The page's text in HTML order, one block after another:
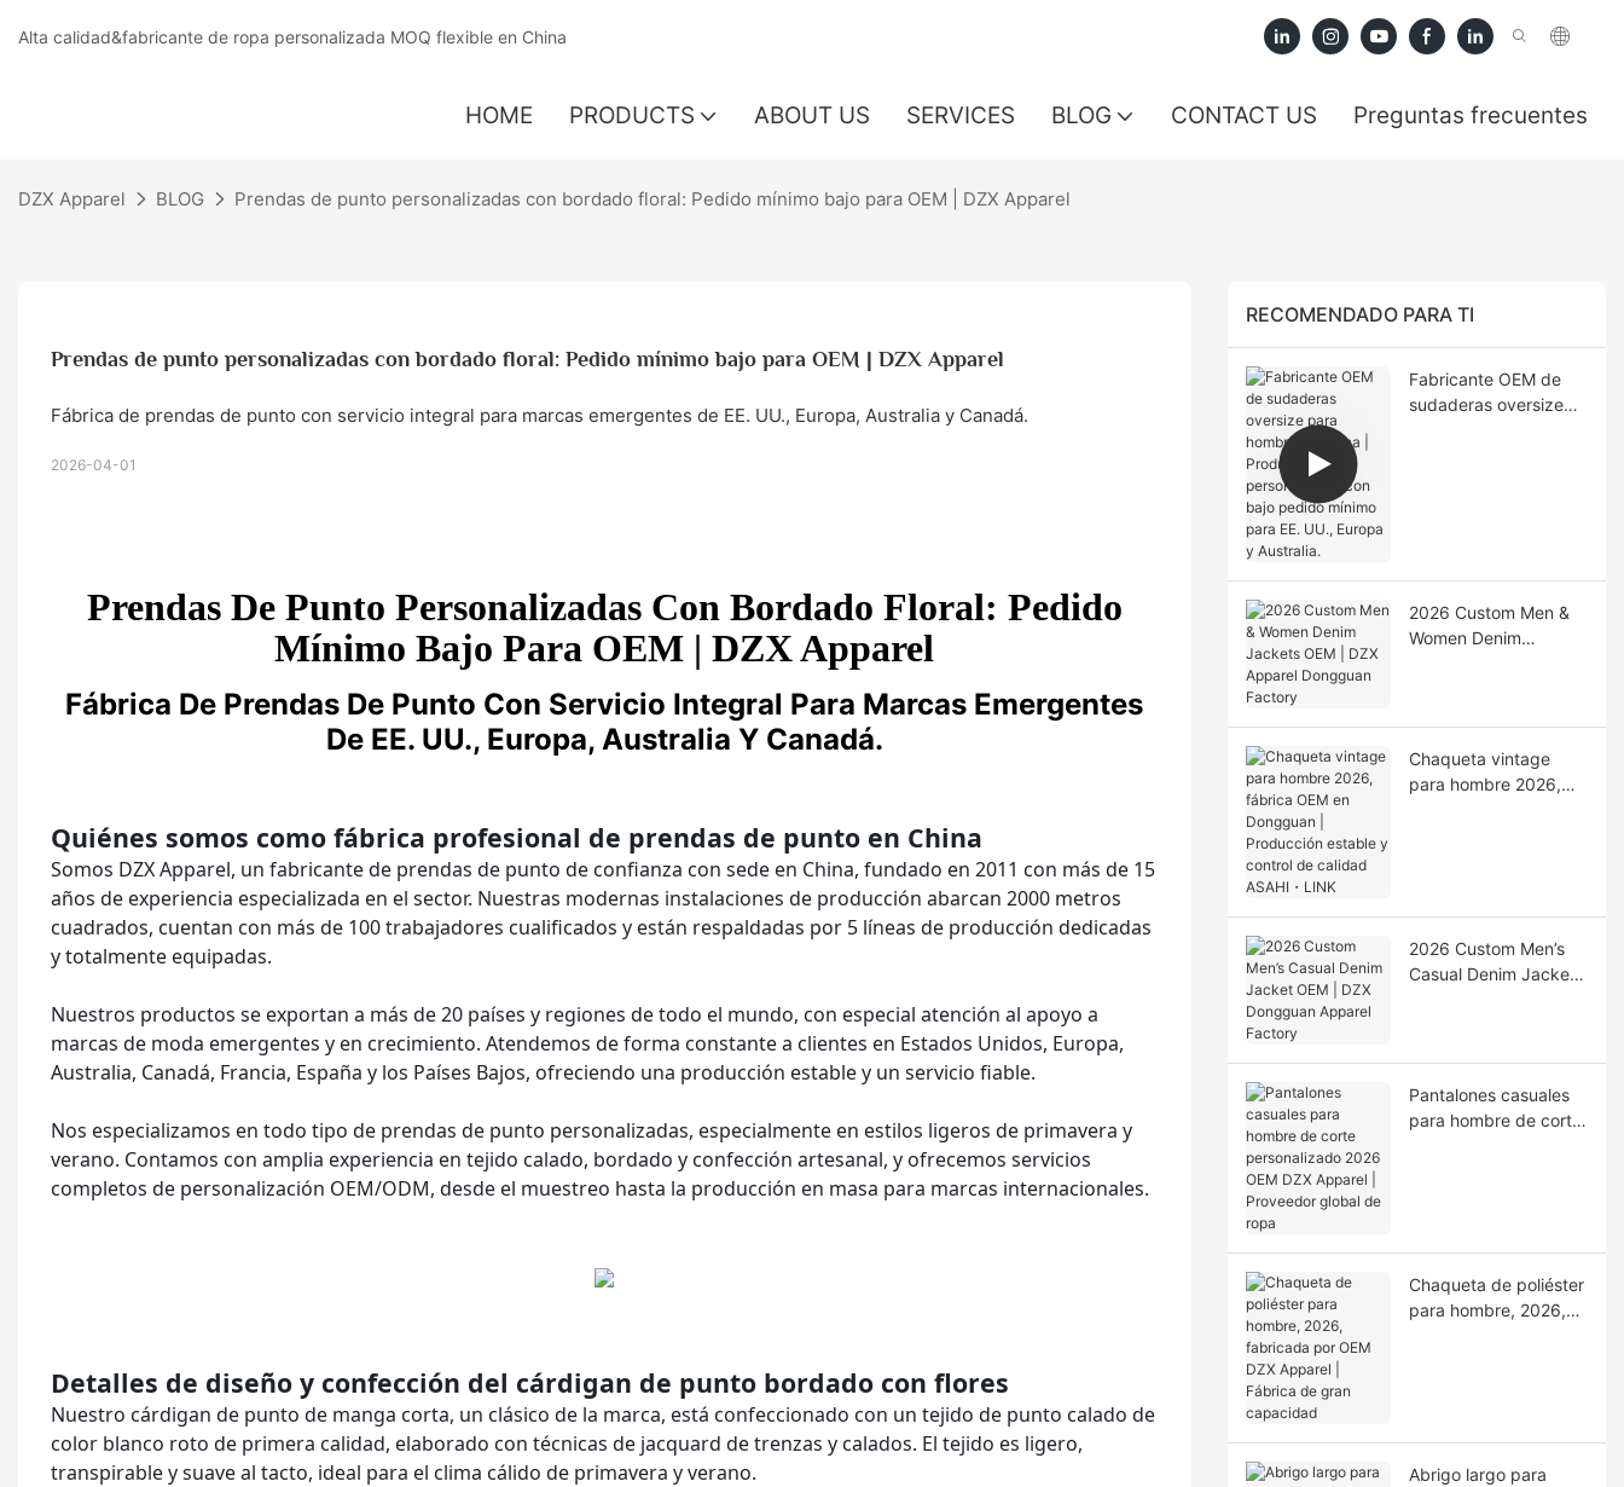
Alta calidad&fabricante de ropa personalizada MOQ flexible en China
HOME PRODUCTS ABOUT US SERVICES BLOG CONTACT US Preguntas frecuentes
DZX Apparel BLOG Prendas de punto personalizadas con bordado floral: Pedido mínimo bajo para OEM | DZX Apparel
Prendas de punto personalizadas con bordado floral: Pedido mínimo bajo para OEM | DZX Apparel
Fábrica de prendas de punto con servicio integral para marcas emergentes de EE. UU., Europa, Australia y Canadá.
2026-04-01
Prendas De Punto Personalizadas Con Bordado Floral: Pedido
Mínimo Bajo Para OEM | DZX Apparel
Fábrica De Prendas De Punto Con Servicio Integral Para Marcas Emergentes
De EE. UU., Europa, Australia Y Canadá.
Quiénes somos como fábrica profesional de prendas de punto en China
Somos DZX Apparel, un fabricante de prendas de punto de confianza con sede en China, fundado en 2011 con más de 15
años de experiencia especializada en el sector. Nuestras modernas instalaciones de producción abarcan 2000 metros
cuadrados, cuentan con más de 100 trabajadores cualificados y están respaldadas por 5 líneas de producción dedicadas
y totalmente equipadas.
Nuestros productos se exportan a más de 20 países y regiones de todo el mundo, con especial atención al apoyo a
marcas de moda emergentes y en crecimiento. Atendemos de forma constante a clientes en Estados Unidos, Europa,
Australia, Canadá, Francia, España y los Países Bajos, ofreciendo una producción estable y un servicio fiable.
Nos especializamos en todo tipo de prendas de punto personalizadas, especialmente en estilos ligeros de primavera y
verano. Contamos con amplia experiencia en tejido calado, bordado y confección artesanal, y ofrecemos servicios
completos de personalización OEM/ODM, desde el muestreo hasta la producción en masa para marcas internacionales.
Detalles de diseño y confección del cárdigan de punto bordado con flores
Nuestro cárdigan de punto de manga corta, un clásico de la marca, está confeccionado con un tejido de punto calado de
color blanco roto de primera calidad, elaborado con técnicas de jacquard de trenzas y calados. El tejido es ligero,
transpirable y suave al tacto, ideal para el clima cálido de primavera y verano.
RECOMENDADO PARA TI
Fabricante OEM de
sudaderas oversize
2026 Custom Men &
Women Denim
Chaqueta vintage
para hombre 2026,
2026 Custom Men’s
Casual Denim Jacket
Pantalones casuales
para hombre de corte
Chaqueta de poliéster
para hombre, 2026,
Abrigo largo para